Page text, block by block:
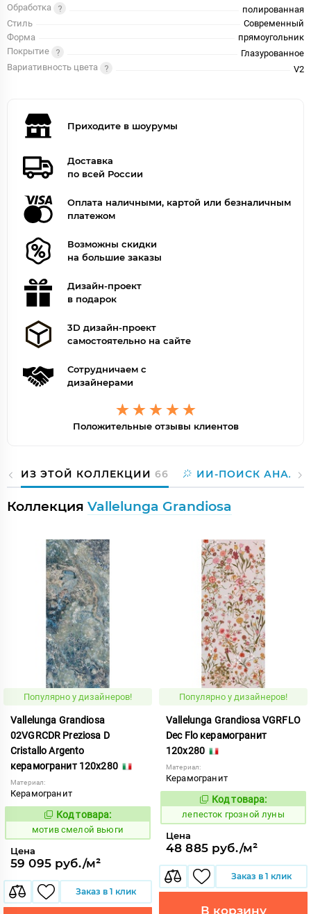
Обработка
полированная
Стиль
Современный
Форма
прямоугольник
Покрытие
Глазурованное
Вариативность цвета
V2
Приходите в шоурумы
Доставка
по всей России
Оплата наличными, картой или безналичным
платежом
Возможны скидки
на большие заказы
Дизайн-проект
в подарок
3D дизайн-проект
самостоятельно на сайте
Сотрудничаем с
дизайнерами
Положительные отзывы клиентов
ИЗ ЭТОЙ КОЛЛЕКЦИИ 66 ИИ-ПОИСК
Коллекция Vallelunga Grandiosa
Популярно у дизайнеров!
Vallelunga Grandiosa
02VGRCDR Preziosa D
Cristallo Argento
керамогранит 120x280
Материал:
Керамогранит
1042764
Код товара:
мотив смелой вьюги
Цена
59 095 руб./м²
Заказ в 1 клик
Популярно у дизайнеров!
Vallelunga Grandiosa VGRFLO
Dec Flo керамогранит
120x280
Материал:
Керамогранит
862170
Код товара:
лепесток грозной луны
Цена
48 885 руб./м²
Заказ в 1 клик
В корзину